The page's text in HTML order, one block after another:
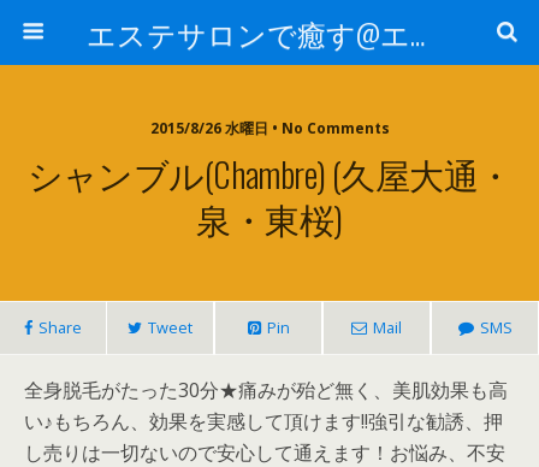
エステサロンで癒す@エステ～全国エステ情報
2015/8/26 水曜日 • No Comments
シャンブル(Chambre) (久屋大通・
泉・東桜)
Share Tweet Pin Mail SMS
全身脱毛がたった30分★痛みが殆ど無く、美肌効果も高
い♪もちろん、効果を実感して頂けます!!強引な勧誘、押
し売りは一切ないので安心して通えます！お悩み、不安